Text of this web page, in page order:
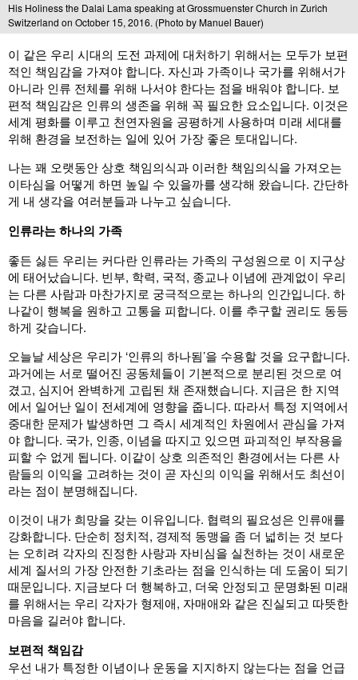
His Holiness the Dalai Lama speaking at Grossmuenster Church in Zurich
Switzerland on October 15, 2016. (Photo by Manuel Bauer)
이 같은 우리 시대의 도전 과제에 대처하기 위해서는 모두가 보편
적인 책임감을 가져야 합니다. 자신과 가족이나 국가를 위해서가
아니라 인류 전체를 위해 나서야 한다는 점을 배워야 합니다. 보
편적 책임감은 인류의 생존을 위해 꼭 필요한 요소입니다. 이것은
세계 평화를 이루고 천연자원을 공평하게 사용하며 미래 세대를
위해 환경을 보전하는 일에 있어 가장 좋은 토대입니다.
나는 꽤 오랫동안 상호 책임의식과 이러한 책임의식을 가져오는
이타심을 어떻게 하면 높일 수 있을까를 생각해 왔습니다. 간단하
게 내 생각을 여러분들과 나누고 싶습니다.
인류라는 하나의 가족
좋든 싫든 우리는 커다란 인류라는 가족의 구성원으로 이 지구상
에 태어났습니다. 빈부, 학력, 국적, 종교나 이념에 관계없이 우리
는 다른 사람과 마찬가지로 궁극적으로는 하나의 인간입니다. 하
나같이 행복을 원하고 고통을 피합니다. 이를 추구할 권리도 동등
하게 갖습니다.
오늘날 세상은 우리가 ‘인류의 하나됨’을 수용할 것을 요구합니다.
과거에는 서로 떨어진 공동체들이 기본적으로 분리된 것으로 여
겼고, 심지어 완벽하게 고립된 채 존재했습니다. 지금은 한 지역
에서 일어난 일이 전세계에 영향을 줍니다. 따라서 특정 지역에서
중대한 문제가 발생하면 그 즉시 세계적인 차원에서 관심을 가져
야 합니다. 국가, 인종, 이념을 따지고 있으면 파괴적인 부작용을
피할 수 없게 됩니다. 이같이 상호 의존적인 환경에서는 다른 사
람들의 이익을 고려하는 것이 곧 자신의 이익을 위해서도 최선이
라는 점이 분명해집니다.
이것이 내가 희망을 갖는 이유입니다. 협력의 필요성은 인류애를
강화합니다. 단순히 정치적, 경제적 동맹을 좀 더 넓히는 것 보다
는 오히려 각자의 진정한 사랑과 자비심을 실천하는 것이 새로운
세계 질서의 가장 안전한 기초라는 점을 인식하는 데 도움이 되기
때문입니다. 지금보다 더 행복하고, 더욱 안정되고 문명화된 미래
를 위해서는 우리 각자가 형제애, 자매애와 같은 진실되고 따뜻한
마음을 길러야 합니다.
보편적 책임감
우선 내가 특정한 이념이나 운동을 지지하지 않는다는 점을 언급